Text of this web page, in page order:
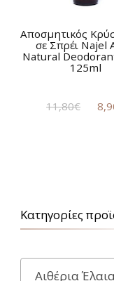
Αποσμητικός
σε Σπρέι Najel
Natural
125ml
11,80€
Κατηγορίες
Αιθέρια